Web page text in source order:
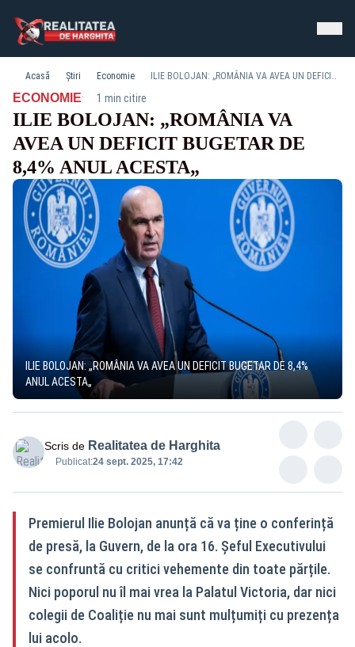
Acasă Știri Economie ILIE BOLOJAN: „ROMÂNIA VA AVEA UN DEFICIT BUGETAR DE 8,4% ANUL ACESTA„
ECONOMIE· 1 min citire
ILIE BOLOJAN: „ROMÂNIA VA
AVEA UN DEFICIT BUGETAR DE
8,4% ANUL ACESTA„
ILIE BOLOJAN: „ROMÂNIA VA AVEA UN DEFICIT BUGETAR DE 8,4%
ANUL ACESTA„
Scris de Realitatea de Harghita
Publicat:24 sept. 2025, 17:42
Premierul Ilie Bolojan anunță că va ține o conferință
de presă, la Guvern, de la ora 16. Șeful Executivului
se confruntă cu critici vehemente din toate părțile.
Nici poporul nu îl mai vrea la Palatul Victoria, dar nici
colegii de Coaliție nu mai sunt mulțumiți cu prezența
lui acolo.